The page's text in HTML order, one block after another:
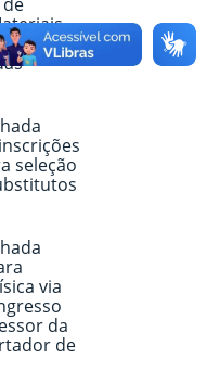
ensaio
seleção
via
da
de